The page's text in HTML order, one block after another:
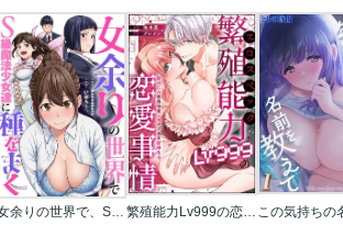
女余りの世界で、S級魔法少女達に種をまく【フルカラー】 繁殖能力Lv999の恋愛事情 ―幼なじみ候爵令息とのウブあま新婚生活―（単話版）